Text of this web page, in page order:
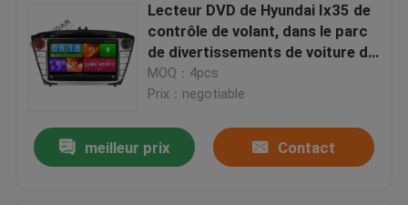
Des produits
Au sujet de nous
Visite d'usine
Lecteur DVD de Hyundai Ix35 de
contrôle de volant, dans le parc
de divertissements de voiture de
tiret
MOQ：4pcs
Prix：negotiable
meilleur prix Contact